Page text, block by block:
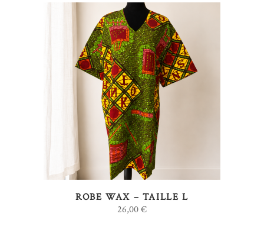
AJOUTER AU PANIER
ROBE WAX – TAILLE L
26,00€